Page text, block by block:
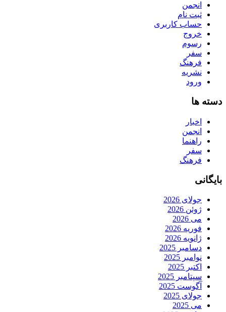
انجمن
ثبت نام
حساب کاربری
خروج
رسوم
سفر
فرهنگ
نشریه
ورود
دسته ها
اخبار
انجمن
راهنما
سفر
فرهنگ
بایگانی
جولای 2026
ژوئن 2026
می 2026
فوریه 2026
ژانویه 2026
دسامبر 2025
نوامبر 2025
اکتبر 2025
سپتامبر 2025
آگوست 2025
جولای 2025
می 2025